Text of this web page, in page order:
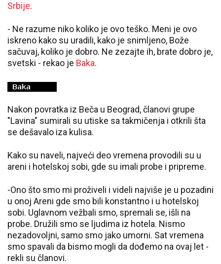
Srbije.
- Ne razume niko koliko je ovo teško. Meni je ovo
iskreno kako su uradili, kako je snimljeno, Bože
sačuvaj, koliko je dobro. Ne zezajte ih, brate dobro je,
svetski - rekao je Baka.
Nakon povratka iz Beča u Beograd, članovi grupe
"Lavina" sumirali su utiske sa takmičenja i otkrili šta
se dešavalo iza kulisa.
Kako su naveli, najveći deo vremena provodili su u
areni i hotelskoj sobi, gde su imali probe i pripreme.
-Ono što smo mi proživeli i videli najviše je u pozadini
u onoj Areni gde smo bili konstantno i u hotelskoj
sobi. Uglavnom vežbali smo, spremali se, išli na
probe. Družili smo se ljudima iz hotela. Nismo
nezadovoljni, samo smo jako umorni. Sat vremena
smo spavali da bismo mogli da dođemo na ovaj let -
rekli su članovi.